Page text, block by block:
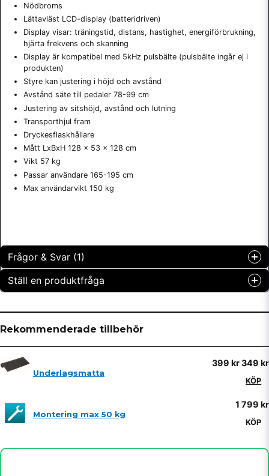
Nödbroms
Lättavläst LCD-display (batteridriven)
Display visar: träningstid, distans, hastighet, energiförbrukning,
hjärta frekvens och skanning
Display är kompatibel med 5kHz pulsbälte (pulsbälte ingår ej i
produkten)
Styre kan justering i höjd och avstånd
Avstånd säte till pedaler 78-99 cm
Justering av sitshöjd, avstånd och lutning
Transporthjul fram
Dryckesflaskhållare
Mått LxBxH 128 x 53 x 128 cm
Vikt 57 kg
Passar användare 165-195 cm
Max användarvikt 150 kg
Frågor & Svar (1)
Fäste för spinningskor? FTR7? Kommer rätt pendel med?
Butiken svarade
Ja, FTR7 har SPD pedaler.
Ställ en produktfråga
Fråga oss något om denna produkten...
nameNamn
email
Mejladress
Rekommenderade tillbehör
Underlagsmatta
399 kr349 kr
KÖP
Montering max 50 kg
1 799 kr
KÖP